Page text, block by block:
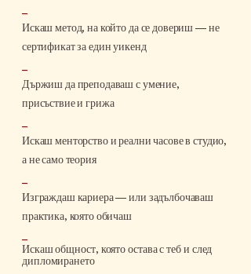
_
Искаш метод, на който да се довериш — не
сертификат за един уикенд
_
Държиш да преподаваш с умение,
присъствие и грижа
_
Искаш менторство и реални часове в студио,
а не само теория
_
Изграждаш кариера — или задълбочаваш
практика, която обичаш
_
Искаш общност, която остава с теб и след
дипломирането